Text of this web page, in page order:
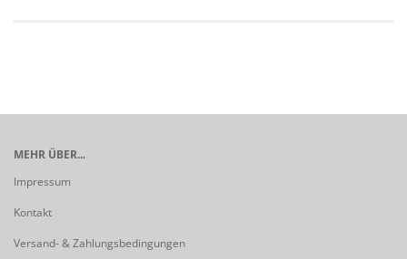
MEHR ÜBER...
Impressum
Kontakt
Versand- & Zahlungsbedingungen